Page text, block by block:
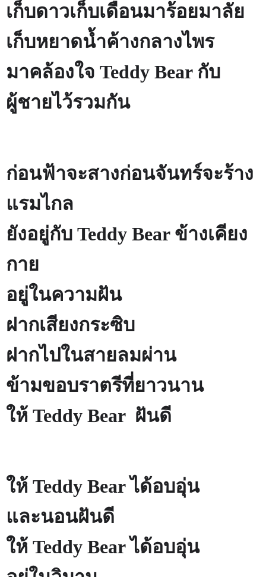
เก็บดาวเก็บเดือนมาร้อยมาลัย
เก็บหยาดน้ำค้างกลางไพร
มาคล้องใจ Teddy Bear กับ
ผู้ชายไว้รวมกัน
ก่อนฟ้าจะสางก่อนจันทร์จะร้าง
แรมไกล
ยังอยู่กับ Teddy Bear ข้างเคียง
กาย
อยู่ในความฝัน
ฝากเสียงกระซิบ
ฝากไปในสายลมผ่าน
ข้ามขอบราตรีที่ยาวนาน
ให้ Teddy Bear ฝันดี
ให้ Teddy Bearได้อบอุ่น
และนอนฝันดี
ให้ Teddy Bearได้อบอุ่น